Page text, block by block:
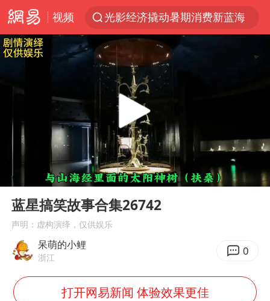
视频
光影经济撬动暑期消费新蓝海
茅台部分直营店飞天茅台提价
情侣平潭拍日出坠崖1死1伤
上四休三，但降薪1000元，你接受吗？
杭州全市有序停课
Play
00:00 02:35
蓝星搞笑故事合集26742
声明：虚构演绎，仅供娱乐
呆萌的小鲤
浙江 0
打开网易新闻 体验效果更佳